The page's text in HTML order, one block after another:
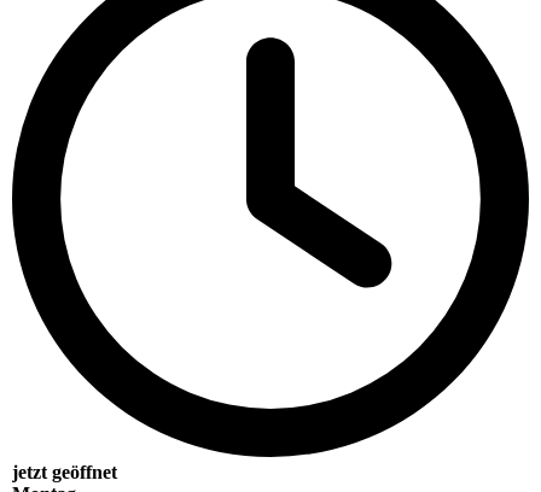
jetzt geöffnet